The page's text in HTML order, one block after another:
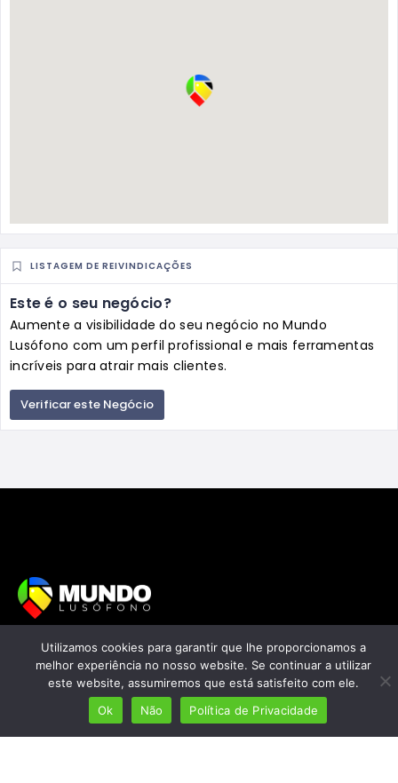
LISTAGEM DE REIVINDICAÇÕES
Este é o seu negócio?
Aumente a visibilidade do seu negócio no Mundo
Lusófono com um perfil profissional e mais ferramentas
incríveis para atrair mais clientes.
Verificar este Negócio
Mais de 7 milhões de lusófonos
Mais de 2000 lugares cadastrados
Presença em 8 países
Links úteis
Utilizamos cookies para garantir que lhe proporcionamos a
melhor experiência no nosso website. Se continuar a utilizar
este website, assumiremos que está satisfeito com ele.
Ok
Não Política de Privacidade